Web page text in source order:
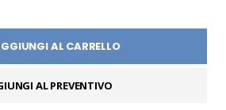
AL CARRELLO
AL PREVENTIVO